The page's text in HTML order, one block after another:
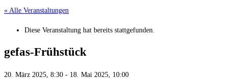
« Alle Veranstaltungen
Diese Veranstaltung hat bereits stattgefunden.
gefas-Frühstück
20. März 2025, 8:30 - 18. Mai 2025, 10:00